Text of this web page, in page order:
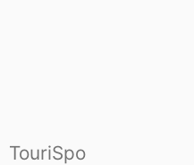
TouriSpo